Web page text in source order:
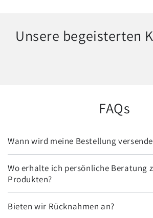
Unsere begeisterten
FAQs
Wann wird meine Bestellung
Wo erhalte ich persönliche Beratung
Produkten?
Bieten wir Rücknahmen an?